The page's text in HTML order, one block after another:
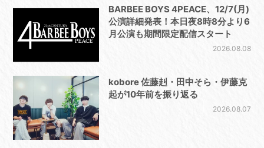
BARBEE BOYS 4PEACE、12/7(月)
公演詳細発表！本日夜8時8分より6
月公演も期間限定配信スタート
2026.08.08
kobore 佐藤赳・田中そら・伊藤克
起が10年前を振り返る
2026.08.07